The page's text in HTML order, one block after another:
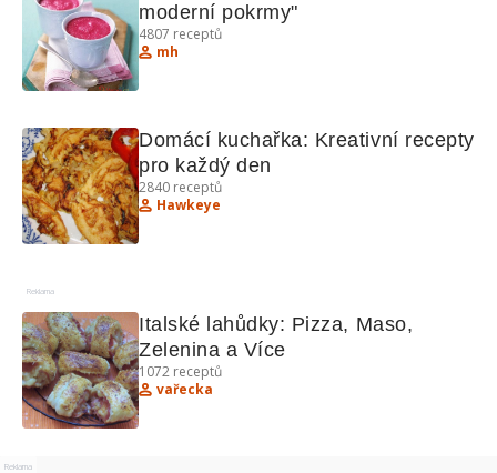
moderní pokrmy"
4807 receptů
mh
Domácí kuchařka: Kreativní recepty
pro každý den
2840 receptů
Hawkeye
Reklama
Italské lahůdky: Pizza, Maso,
Zelenina a Více
1072 receptů
vařecka
Reklama